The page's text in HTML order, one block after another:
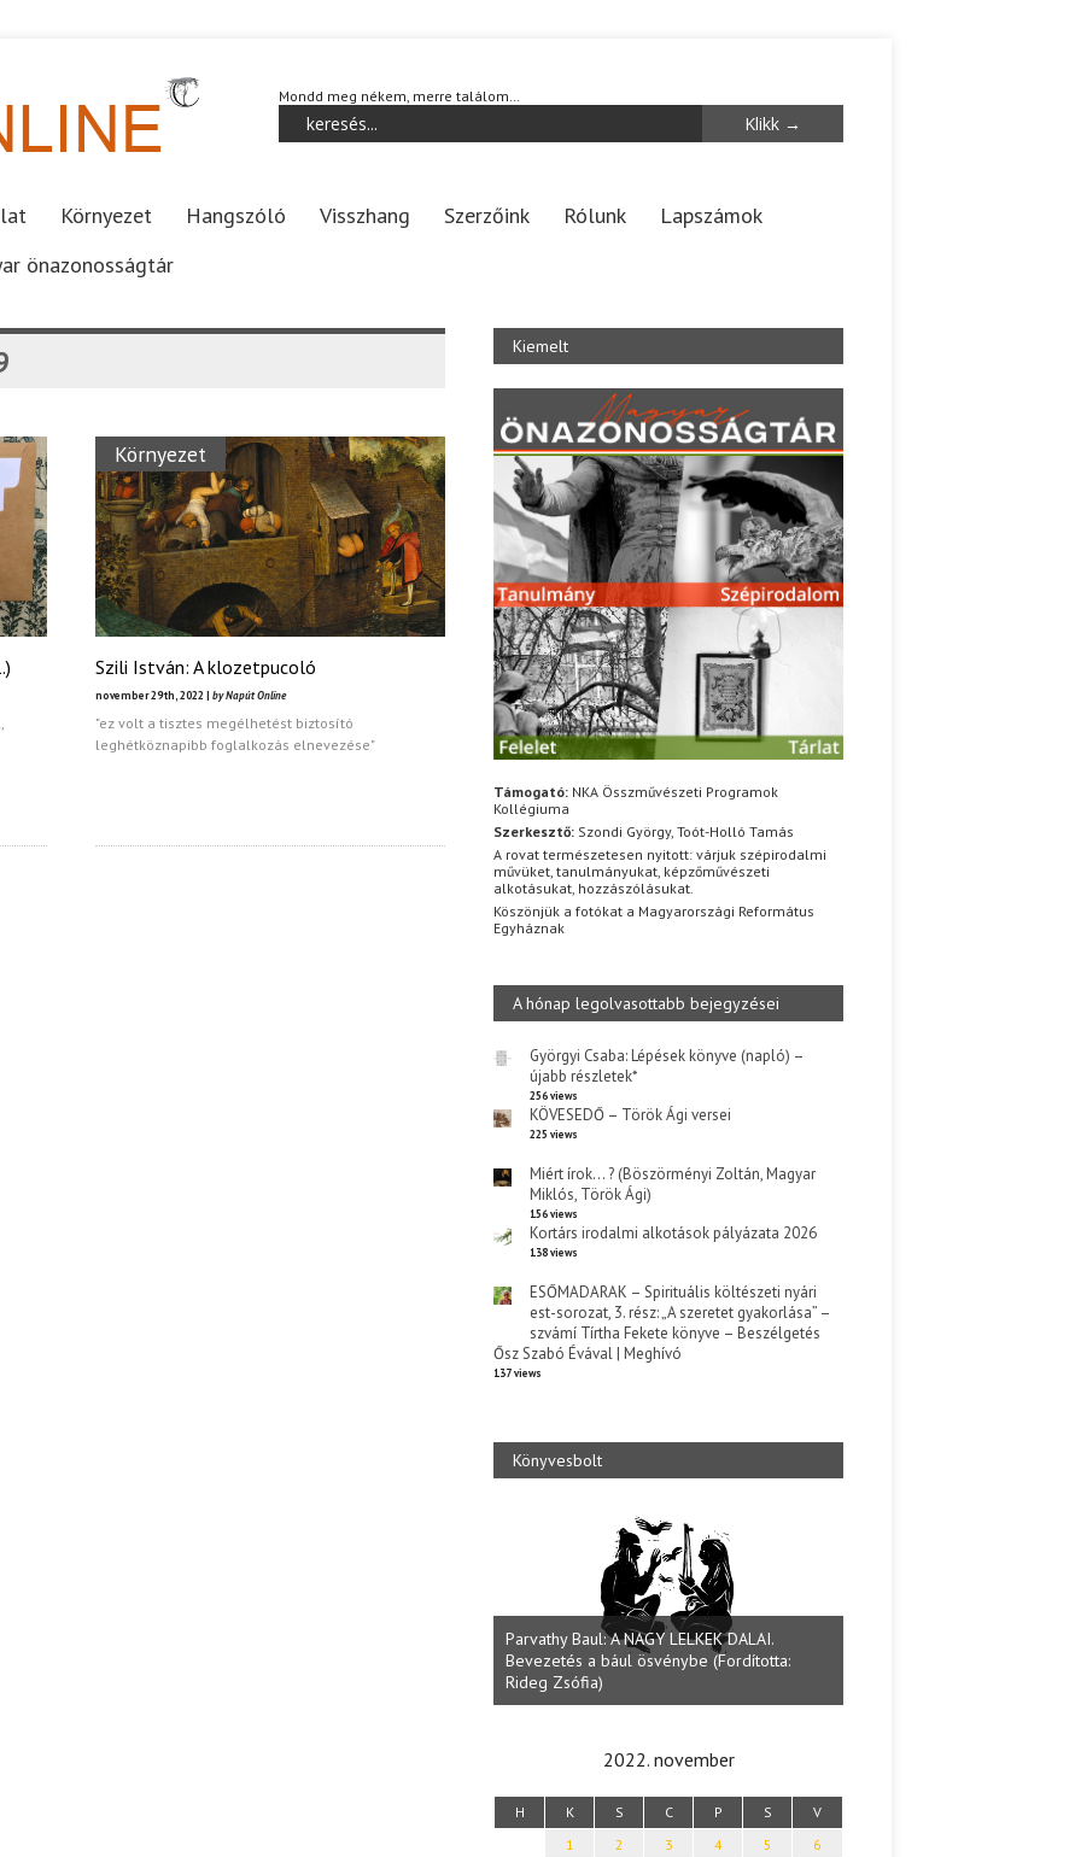
Mondd meg nékem, merre találom…
Környezet Hangszóló Visszhang Szerzőink Rólunk
Lapszámok
önazonosságtár
Környezet
Szili István: A klozetpucoló
november 29th, 2022 | by Napút Online
"ez volt a tisztes megélhetést biztosító
leghétköznapibb foglalkozás elnevezése"
Kiemelt
Támogató: NKA Összművészeti Programok
Kollégiuma
Szerkesztő: Szondi György, Toót-Holló Tamás
A rovat természetesen nyitott: várjuk szépirodalmi
művüket, tanulmányukat, képzőművészeti
alkotásukat, hozzászólásukat.
Köszönjük a fotókat a Magyarországi Református
Egyháznak
A hónap legolvasottabb bejegyzései
Györgyi Csaba: Lépések könyve (napló) –
újabb részletek*
256 views
KÖVESEDŐ – Török Ági versei
225 views
Miért írok… ? (Böszörményi Zoltán, Magyar
Miklós, Török Ági)
156 views
Kortárs irodalmi alkotások pályázata 2026
138 views
ESŐMADARAK – Spirituális költészeti nyári
est-sorozat, 3. rész: „A szeretet gyakorlása” –
szvámí Tírtha Fekete könyve – Beszélgetés
Ősz Szabó Évával | Meghívó
137 views
Könyvesbolt
Parvathy Baul: A NAGY LELKEK DALAI.
Bevezetés a bául ösvénybe (Fordította:
Rideg Zsófia)
2022. november
H K S C P S V
1 2 3 4 5
6